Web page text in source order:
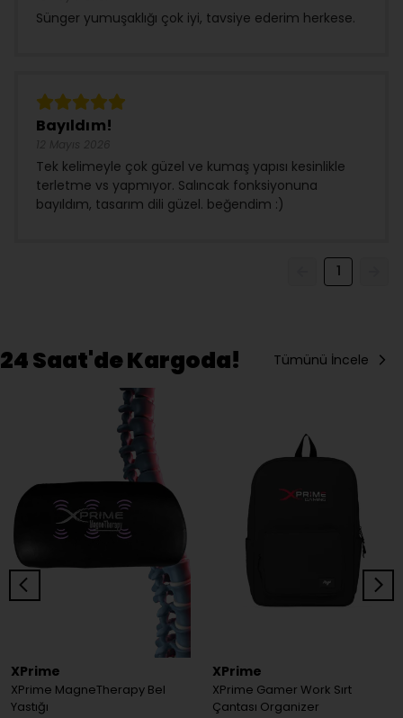
Sünger yumuşaklığı çok iyi, tavsiye ederim herkese.
Bayıldım!
Tek kelimeyle çok güzel ve kumaş yapısı kesinlikle
terletme vs yapmıyor. Salıncak fonksiyonuna
bayıldım, tasarım dili güzel. beğendim :)
1
24 Saat'de Kargoda! Tümünü İncele
XPrime
XPrime MagneTherapy Bel
Yastığı
XPrime
XPrime Gamer Work Sırt
Çantası Organizer